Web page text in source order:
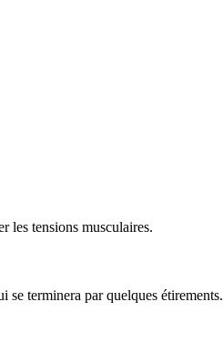
les tensions musculaires.
se terminera par quelques étirements.